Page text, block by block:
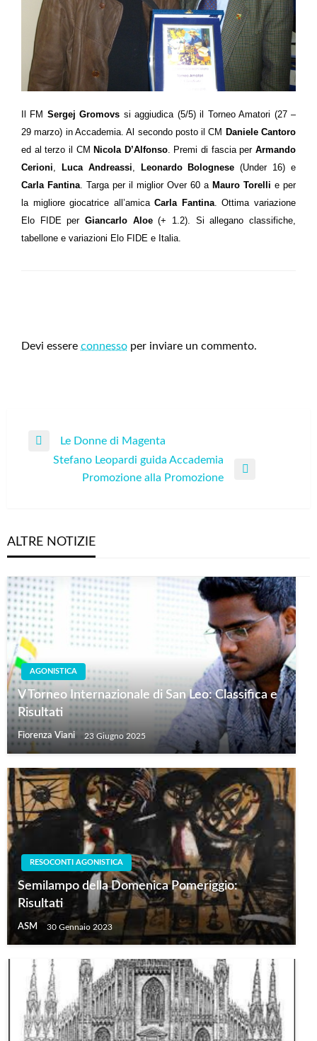
Il FM Sergej Gromovs si aggiudica (5/5) il Torneo Amatori (27 –
29 marzo) in Accademia. Al secondo posto il CM Daniele Cantoro
ed al terzo il CM Nicola D’Alfonso. Premi di fascia perArmando
Cerioni, Luca Andreassi, Leonardo Bolognese (Under 16) e
Carla Fantina. Targa per il miglior Over 60 a Mauro Torelli e per
la migliore giocatrice all’amicaCarla Fantina. Ottima variazione
Elo FIDE per Giancarlo Aloe(+ 1.2). Si allegano classifiche,
tabellone e variazioni Elo FIDE e Italia.
Devi essere connesso per inviare un commento.
Navigazione
articoli
Le Donne di Magenta
Stefano Leopardi guida Accademia
Promozione alla Promozione
ALTRE NOTIZIE
AGONISTICA
V Torneo Internazionale di San Leo: Classifica e
Risultati
Fiorenza Viani 23 Giugno 2025
RESOCONTI AGONISTICA
Semilampo della Domenica Pomeriggio:
Risultati
ASM 30 Gennaio 2023